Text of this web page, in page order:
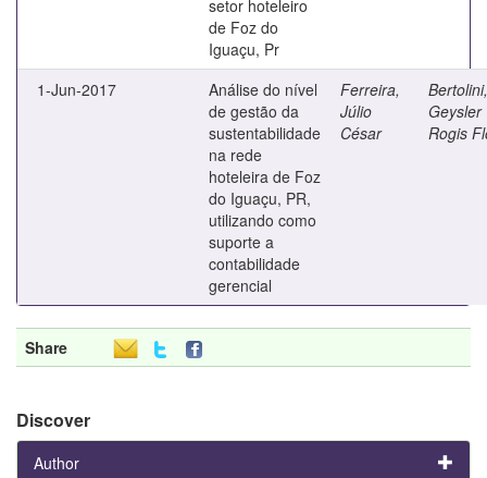
setor hoteleiro
de Foz do
Iguaçu, Pr
1-Jun-2017
Análise do nível
de gestão da
sustentabilidade
na rede
hoteleira de Foz
do Iguaçu, PR,
utilizando como
suporte a
contabilidade
gerencial
Ferreira,
Júlio
César
Bertolini,
Geysler
Rogis
Share
Discover
Author